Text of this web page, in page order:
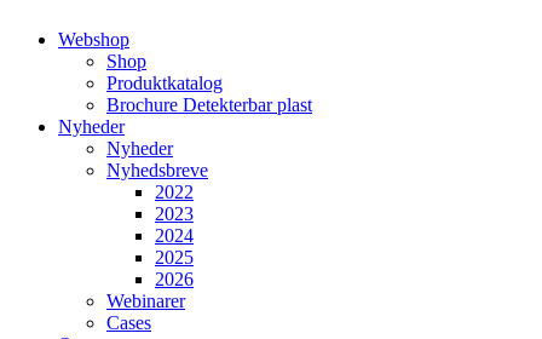
Webshop
Shop
Produktkatalog
Brochure Detekterbar plast
Nyheder
Nyheder
Nyhedsbreve
2022
2023
2024
2025
2026
Webinarer
Cases